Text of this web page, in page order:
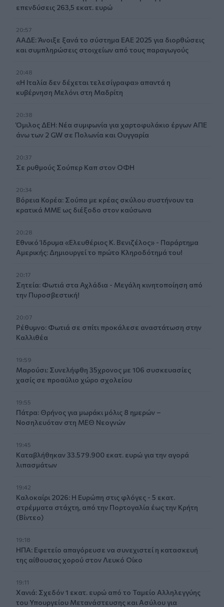
επενδύσεις 263,5 εκατ. ευρώ
20:57
ΑΑΔΕ: Άνοιξε ξανά το σύστημα ΕΑΕ 2025 για διορθώσεις
και συμπληρώσεις στοιχείων από τους παραγωγούς
20:48
«Η Ιταλία δεν δέχεται τελεσίγραφα» απαντά η
κυβέρνηση Μελόνι στη Μαδρίτη
20:38
Όμιλος ΔΕΗ: Νέα συμφωνία για χαρτοφυλάκιο έργων ΑΠΕ
άνω των 2 GW σε Πολωνία και Ουγγαρία
20:37
Σε ρυθμούς Σούπερ Καπ στον ΟΦΗ
20:34
Βόρεια Κορέα: Σούπα με κρέας σκύλου συστήνουν τα
κρατικά ΜΜΕ ως διέξοδο στον καύσωνα
20:28
Εθνικό Ίδρυμα «Ελευθέριος Κ. Βενιζέλος» - Παράρτημα
Αμερικής: Δημιουργεί το πρώτο Κληροδότημά του!
20:17
Σητεία: Φωτιά στα Αχλάδια - Μεγάλη κινητοποίηση από
την Πυροσβεστική!
20:07
Ρέθυμνο: Φωτιά σε σπίτι προκάλεσε αναστάτωση στην
Καλλιθέα
19:59
Μαρούσι: Συνελήφθη 35χρονος με 106 συσκευασίες
χασίς σε προαύλιο χώρο σχολείου
19:55
Πάτρα: Θρήνος για μωράκι μόλις 8 ημερών –
Νοσηλευόταν στη ΜΕΘ Νεογνών
19:45
Καταβλήθηκαν 33.579.900 εκατ. ευρώ για την αγορά
λιπασμάτων
19:42
Καλοκαίρι 2026: Η Ευρώπη στις φλόγες - 5 εκατ.
στρέμματα στάχτη, από την Πορτογαλία έως την Κρήτη
(Βίντεο)
19:18
ΗΠΑ: Εφετείο απαγόρευσε να συνεχιστεί η κατασκευή
της αίθουσας χορού στον Λευκό Οίκο
19:11
Χανιά: Σχεδόν 1 εκατ. ευρώ από το Ταμείο Αλληλεγγύης
του Υπουργείου Μετανάστευσης και Ασύλου για